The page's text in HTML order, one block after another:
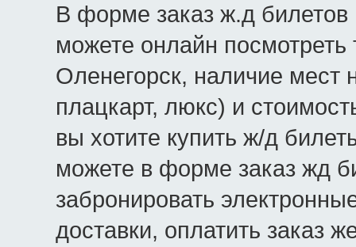
В форме заказ ж.д билетов
можете онлайн посмотреть
Оленегорск, наличие мест
плацкарт, люкс) и
вы хотите купить ж/д
можете в форме заказ жд
забронировать
доставки, оплатить заказ